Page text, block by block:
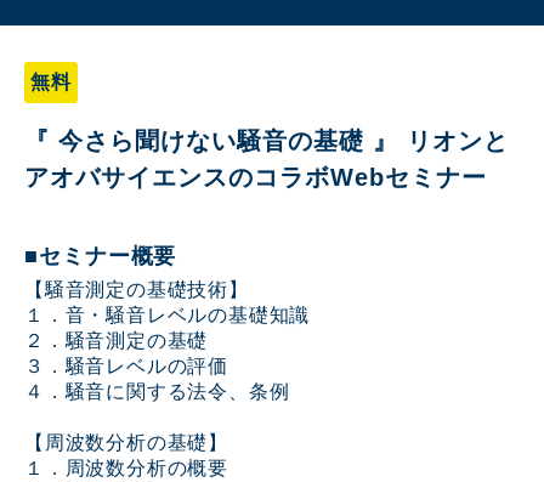
『 今さら聞けない騒音の基礎 』 リオンと
アオバサイエンスのコラボWebセミナー
無料
■セミナー概要
【 騒音測定の基礎技術】
１．音・騒音レベルの基礎知識
２．騒音測定の基礎
３．騒音レベルの評価
４．騒音に関する法令、条例
【 周波数分析の基礎】
１．周波数分析の概要